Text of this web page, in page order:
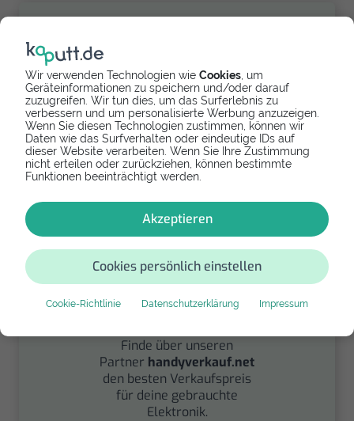
Wir verwenden Technologien wie Cookies , um
Geräteinformationen zu speichern und/oder darauf
zuzugreifen. Wir tun dies, um das Surferlebnis zu
verbessern und um personalisierte Werbung anzuzeigen.
Wenn Sie diesen Technologien zustimmen, können wir
Daten wie das Surfverhalten oder eindeutige IDs auf
dieser Website verarbeiten. Wenn Sie Ihre Zustimmung
nicht erteilen oder zurückziehen, können bestimmte
Funktionen beeinträchtigt werden.
Akzeptieren
Cookies persönlich einstellen
Cookie-Richtlinie Datenschutzerklärung Impressum
Spenden
Spende Dein Gerät über
handysfuerdieumwelt.de
für einen guten Zweck.
Verkaufen
Finde über unseren
Partner handyverkauf.net
den besten Verkaufspreis
für deine gebrauchte
Elektronik.